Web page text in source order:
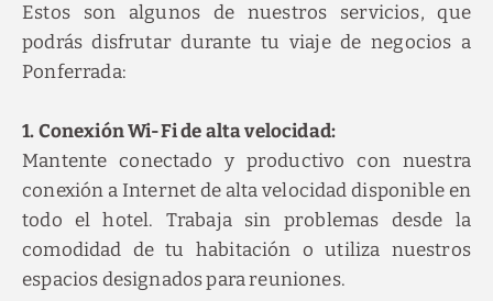
Estos son algunos de nuestros servicios, que
podrás disfrutar durante tu viaje de negocios a
Ponferrada:
1. Conexión Wi-Fi de alta velocidad:
Mantente conectado y productivo con nuestra
conexión a Internet de alta velocidad disponible en
todo el hotel. Trabaja sin problemas desde la
comodidad de tu habitación o utiliza nuestros
espacios designados para reuniones.